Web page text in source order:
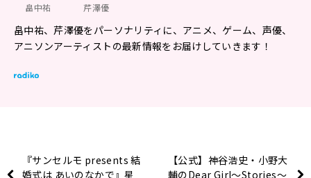
畠中祐 芹澤優
畠中祐、芹澤優をパーソナリティに、アニメ、ゲーム、声優、
アニソンアーティストの最新情報をお届けしていきます！
『サンセルモ presents 結
婚式は あいのなかで』星
【公式】神谷浩史・小野大
輔のDear Girl〜Stories〜